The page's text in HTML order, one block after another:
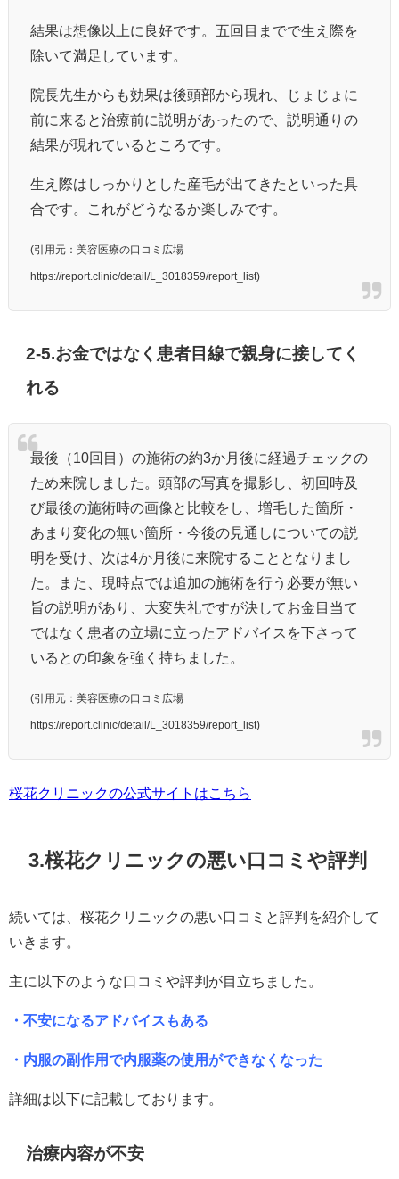
結果は想像以上に良好です。五回目までで生え際を
除いて満足しています。
院長先生からも効果は後頭部から現れ、じょじょに
前に来ると治療前に説明があったので、説明通りの
結果が現れているところです。
生え際はしっかりとした産毛が出てきたといった具
合です。これがどうなるか楽しみです。
(引用元：美容医療の口コミ広場
https://report.clinic/detail/L_3018359/report_list)
2-5.お金ではなく患者目線で親身に接してく
れる
最後（10回目）の施術の約3か月後に経過チェックの
ため来院しました。頭部の写真を撮影し、初回時及
び最後の施術時の画像と比較をし、増毛した箇所・
あまり変化の無い箇所・今後の見通しについての説
明を受け、次は4か月後に来院することとなりまし
た。また、現時点では追加の施術を行う必要が無い
旨の説明があり、大変失礼ですが決してお金目当て
ではなく患者の立場に立ったアドバイスを下さって
いるとの印象を強く持ちました。
(引用元：美容医療の口コミ広場
https://report.clinic/detail/L_3018359/report_list)
桜花クリニックの公式サイトはこちら
3.桜花クリニックの悪い口コミや評判
続いては、桜花クリニックの悪い口コミと評判を紹介して
いきます。
主に以下のような口コミや評判が目立ちました。
・不安になるアドバイスもある
・内服の副作用で内服薬の使用ができなくなった
詳細は以下に記載しております。
治療内容が不安